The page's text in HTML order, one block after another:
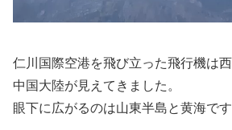
仁川国際空港を飛び立った飛行機は
中国大陸が見えてきました。
眼下に広がるのは山東半島と黄海です